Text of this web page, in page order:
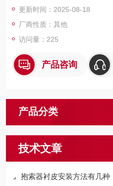
更新时间：2025-08-18
厂商性质：其他
访问量：225
产品咨询
产品分类
技术文章
抱索器衬皮安装方法有几种